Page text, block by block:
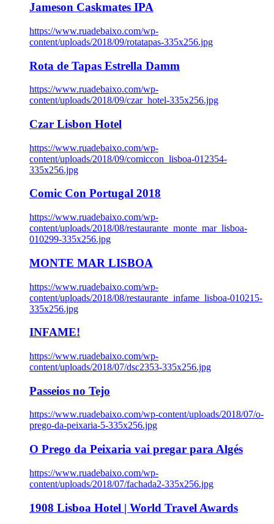
Jameson Caskmates IPA
https://www.ruadebaixo.com/wp-
content/uploads/2018/09/rotatapas-335x256.jpg
Rota de Tapas Estrella Damm
https://www.ruadebaixo.com/wp-
content/uploads/2018/09/czar_hotel-335x256.jpg
Czar Lisbon Hotel
https://www.ruadebaixo.com/wp-
content/uploads/2018/09/comiccon_lisboa-012354-
335x256.jpg
Comic Con Portugal 2018
https://www.ruadebaixo.com/wp-
content/uploads/2018/08/restaurante_monte_mar_lisboa-
010299-335x256.jpg
MONTE MAR LISBOA
https://www.ruadebaixo.com/wp-
content/uploads/2018/08/restaurante_infame_lisboa-010215-
335x256.jpg
INFAME!
https://www.ruadebaixo.com/wp-
content/uploads/2018/07/dsc2353-335x256.jpg
Passeios no Tejo
https://www.ruadebaixo.com/wp-content/uploads/2018/07/o-
prego-da-peixaria-5-335x256.jpg
O Prego da Peixaria vai pregar para Algés
https://www.ruadebaixo.com/wp-
content/uploads/2018/07/fachada2-335x256.jpg
1908 Lisboa Hotel | World Travel Awards